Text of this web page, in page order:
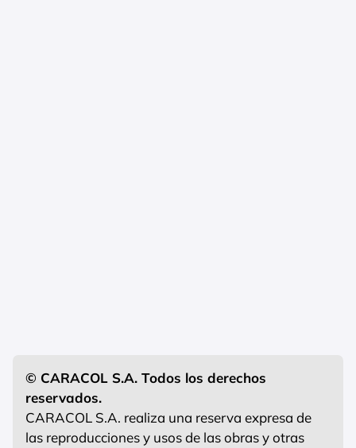
© CARACOL S.A. Todos los derechos
reservados.
CARACOL S.A. realiza una reserva expresa de
las reproducciones y usos de las obras y otras